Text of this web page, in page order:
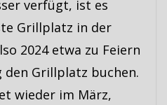
verfügt, ist es
Grillplatz in der
2024 etwa zu Feiern
Grillplatz buchen.
wieder im März,